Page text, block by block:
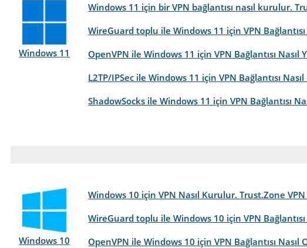
Windows 11
Windows 11 için bir VPN bağlantısı nasıl kurulur.
WireGuard toplu ile Windows 11 için VPN
OpenVPN ile Windows 11 için VPN Bağlantısı Nasıl
L2TP/IPSec ile Windows 11 için VPN Bağlantısı
ShadowSocks ile Windows 11 için VPN Bağlantısı
Windows 10
Windows 10 için VPN Nasıl Kurulur. Trust.Zone VPN
WireGuard toplu ile Windows 10 için VPN
OpenVPN ile Windows 10 için VPN Bağlantısı Nasıl